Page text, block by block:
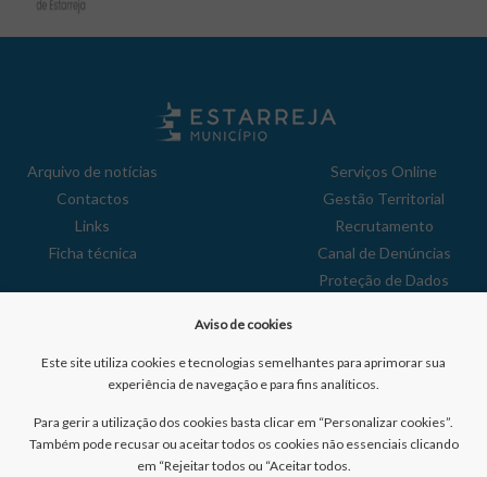
Arquivo de notícias
Contactos
Links
Ficha técnica
Serviços Online
Gestão Territorial
Recrutamento
Canal de Denúncias
Proteção de Dados
Reclamações
Aviso de cookies
Este site utiliza cookies e tecnologias semelhantes para aprimorar sua
experiência de navegação e para fins analíticos.
Para gerir a utilização dos cookies basta clicar em “Personalizar cookies”.
Também pode recusar ou aceitar todos os cookies não essenciais clicando
em “Rejeitar todos ou “Aceitar todos.